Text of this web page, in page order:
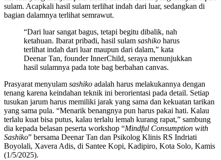
sulam. Acapkali hasil sulam terlihat indah dari luar, sedangkan di
bagian dalamnya terlihat semrawut.
“Dari luar sangat bagus, tetapi begitu dibalik, nah
ketahuan. Ibarat pribadi, hasil sulam sashiko harus
terlihat indah dari luar maupun dari dalam,” kata
Deenar Tan, founder InnerChild, seraya menunjukkan
hasil sulamnya pada tote bag berbahan canvas.
Prasyarat menyulam sashiko adalah harus melakukannya dengan
tenang karena keindahan teknik ini berorientasi pada detail. Setiap
tusukan jarum harus memiliki jarak yang sama dan kekuatan tarikan
yang sama pula. “Menarik benangnya pun harus pakai hati. Kalau
terlalu kuat bisa putus, kalau terlalu lemah kurang rapat,” sambung
dia kepada belasan peserta workshop “Mindful Consumption with
Sashiko” bersama Deenar Tan dan Psikolog Klinis RS Indriati
Boyolali, Xavera Adis, di Santee Kopi, Kadipiro, Kota Solo, Kamis
(1/5/2025).